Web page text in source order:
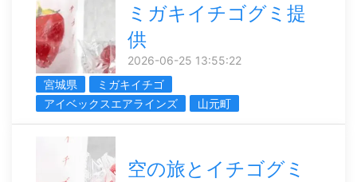
ミガキイチゴグミ提
供
2026-06-25 13:55:22
宮城県
ミガキイチゴ
アイベックスエアラインズ
山元町
空の旅とイチゴグミ